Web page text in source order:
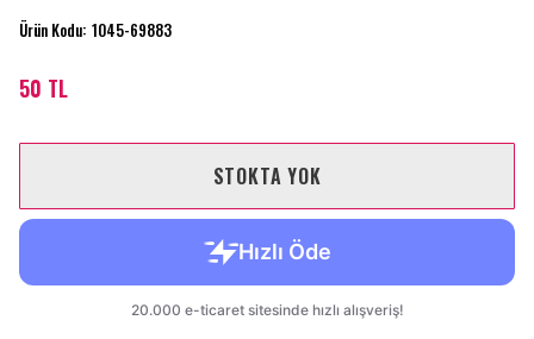
Ürün Kodu: 1045-69883
50 TL
STOKTA YOK